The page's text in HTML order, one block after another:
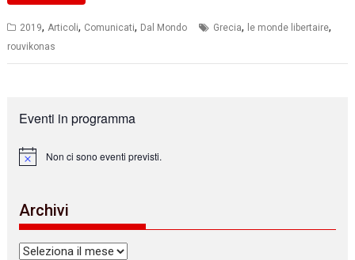
2019, Articoli, Comunicati, Dal Mondo Grecia, le monde libertaire,
rouvikonas
Eventi in programma
N
c
e
Non ci sono eventi previsti.
Archivi
Archivi